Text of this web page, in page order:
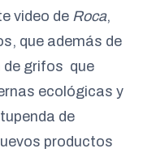
video de Roca,
que además de
de grifos que
ecológicas y
de
productos